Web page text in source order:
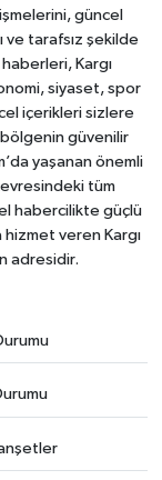
güncel
ve tarafsız şekilde
Kargı
siyaset, spor
içerikleri sizlere
bölgenin güvenilir
yaşanan önemli
tüm
habercilikte güçlü
hizmet veren Kargı
adresidir.